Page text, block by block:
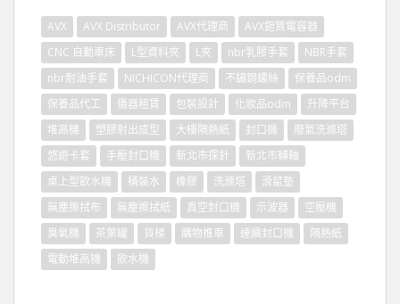
AVX AVX Distributor AVX代理商
AVX鉭質電容器
CNC 自動車床
L型資料夾 L夾 nbr乳膠手套
NBR手套
nbr耐油手套
NICHICON代理商 不鏽鋼螺絲
保養品odm
保養品代工
儀器租賃 包裝設計 化妝品odm
升降平台
堆高機
塑膠射出成型 大樓隔熱紙 封口機
廢氣洗滌塔
悠遊卡套
手壓封口機 新北市探針
新北市轉軸
桌上型飲水機
桶裝水 橡膠 洗滌塔
滑鼠墊
無塵擦拭布
無塵擦拭紙 真空封口機 示波器
空壓機
臭氧機
茶葉罐 貨梯 購物推車 連續封口機
隔熱紙
電動堆高機
飲水機